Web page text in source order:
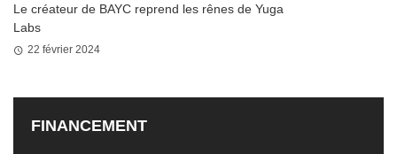
Le créateur de BAYC reprend les rênes de Yuga
Labs
22 février 2024
FINANCEMENT